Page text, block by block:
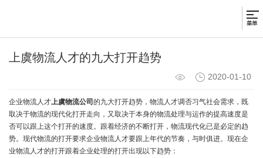
上虞物流人才的九大打开趋势
2020-01-10
企业物流人才上虞物流公司的九大打开趋势，物流人才调否习气社会需求，既
取决于物流的现代化打开走向，又取决于本身的物流处理与运作的提高速度是
否可以跟上这个打开的速度。跟着经济的不断打开，物流现代化已是必定的趋
势。现代物流的打开要求企业物流人才要跟上年代的节奏，与时俱进。现在企
业物流人才的打开跟着企业处理的打开出现以下趋势：